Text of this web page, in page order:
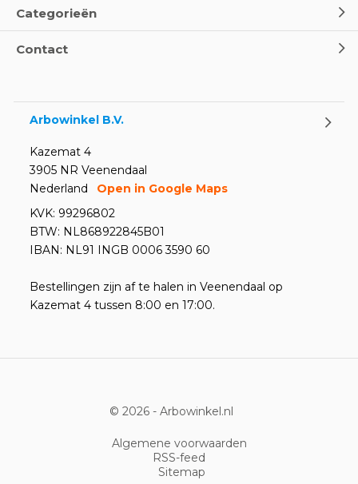
Oogspoel flessen en
Categorieën
Contact
Arbowinkel B.V.
Kazemat 4
3905 NR Veenendaal
Nederland
Open in Google Maps
KVK: 99296802
BTW: NL868922845B01
IBAN: NL91 INGB 0006 3590 60
Bestellingen zijn af te halen in Veenendaal op
Kazemat 4 tussen 8:00 en 17:00.
© 2026 - Arbowinkel.nl
Algemene voorwaarden
RSS-feed
Sitemap